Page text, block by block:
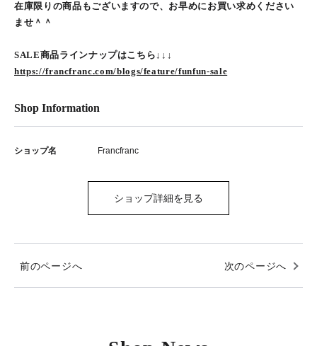
在庫限りの商品もございますので、お早めにお買い求めください
ませ＾＾
SALE商品ラインナップはこちら↓↓↓
https://francfranc.com/blogs/feature/funfun-sale
Shop Information
ショップ名 Francfranc
ショップ詳細を見る
前のページへ 次のページへ